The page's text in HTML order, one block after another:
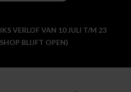
VERLOF VAN 10 JULI T/M 23
BLIJFT OPEN)